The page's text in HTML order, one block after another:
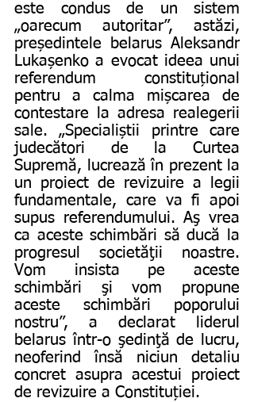
este condus de un sistem
„oarecum autoritar”, astăzi,
președintele belarus Aleksandr
Lukașenko a evocat ideea unui
referendum constituțional
pentru a calma mișcarea de
contestare la adresa realegerii
sale. „Specialiștii printre care
judecători de la Curtea
Supremă, lucrează în prezent la
un proiect de revizuire a legii
fundamentale, care va fi apoi
supus referendumului. Aş vrea
ca aceste schimbări să ducă la
progresul societăţii noastre.
Vom insista pe aceste
schimbări şi vom propune
aceste schimbări poporului
nostru”, a declarat liderul
belarus într-o şedinţă de lucru,
neoferind însă niciun detaliu
concret asupra acestui proiect
de revizuire a Constituției.